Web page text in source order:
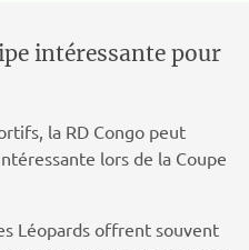
intéressante pour
la RD Congo peut
lors de la Coupe
Léopards offrent souvent